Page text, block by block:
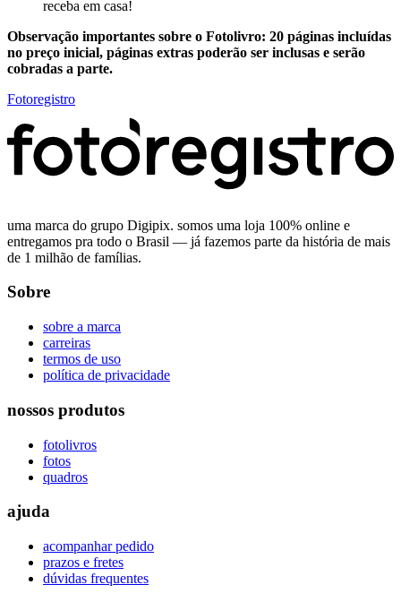
receba em casa!
Observação importantes sobre o Fotolivro: 20 páginas incluídas
no preço inicial, páginas extras poderão ser inclusas e serão
cobradas a parte.
Fotoregistro
uma marca do grupo Digipix. somos uma loja 100% online e
entregamos pra todo o Brasil — já fazemos parte da história de mais
de 1 milhão de famílias.
Sobre
sobre a marca
carreiras
termos de uso
política de privacidade
nossos produtos
fotolivros
fotos
quadros
ajuda
acompanhar pedido
prazos e fretes
dúvidas frequentes